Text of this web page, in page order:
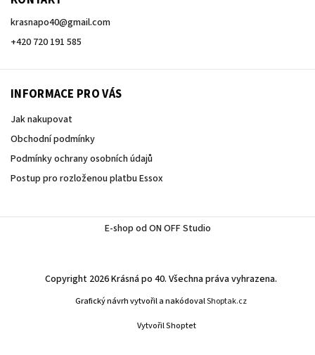
krasnapo40@gmail.com
+420 720 191 585
INFORMACE PRO VÁS
Jak nakupovat
Obchodní podmínky
Podmínky ochrany osobních údajů
Postup pro rozloženou platbu Essox
E-shop od ON OFF Studio
Vytvořil Shoptet
Copyright 2026Krásná po 40. Všechna práva vyhrazena.
Grafický návrh vytvořil a nakódovalShoptak.cz